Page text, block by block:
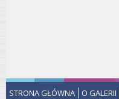
STRONA GŁÓWNA O GALERII